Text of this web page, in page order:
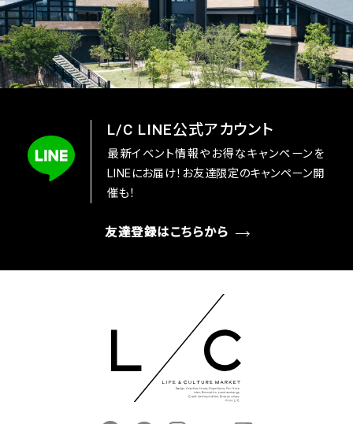
L/C LINE公式アカウント
最新イベント情報やお得なキャンペーンを
LINEにお届け！お友達限定のキャンペーン開
催も！
友達登録はこちらから